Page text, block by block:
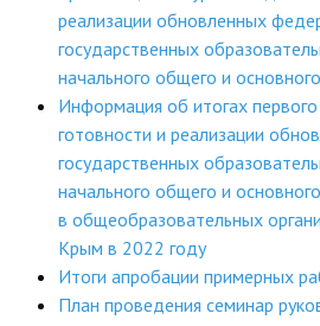
реализации обновленных
государственных
начального общего и
Информация об итогах
готовности и реализации
государственных
начального общего и
в общеобразовательных
Крым в 2022 году
Итоги апробации примерных
План проведения семинар